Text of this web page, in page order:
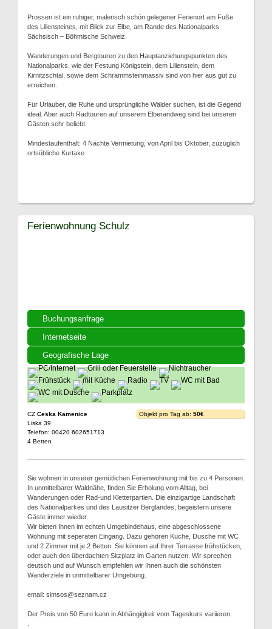
Prossen ist ein ruhiger, malerisch schön gelegener Ferienort am Fuße
des Liliensteines, mit Blick zur Elbe, am Rande des Nationalparks
Sächsisch – Böhmische Schweiz.
Wanderungen und Bergtouren zu den Hauptanziehungspunkten des
Nationalparks, wie der Festung Königstein, dem Lilienstein, dem
Kirnitzschtal, sowie dem Schrammsteinmassiv sind von hier aus gut zu
erreichen.
Für Urlauber, die Ruhe und ursprüngliche Wälder suchen, ist die Gegend
ideal. Aber auch Radtouren auf unserem Elberandweg sind bei unseren
Gästen sehr beliebt.
Mindestaufenthalt: 4 Nächte Vermietung, von April bis Oktober, zuzüglich
ortsübliche Kurtaxe
Buchungsanfrage
Internetseite
Geografische Lage
Ferienwohnung Schulz
CZ Ceska Kamenice
Liska 39
Telefon: 00420 602651713
4 Betten
Objekt pro Tag ab: 50€
Sie wohnen in unserer gemütlichen Ferienwohnung mit bis zu 4 Personen.
In unmittelbarer Waldnähe, finden Sie Erholung vom Alltag, bei
Wanderungen oder Rad-und Kletterpartien. Die einzigartige Landschaft
des Nationalparkes und des Lausitzer Berglandes, begeistern unsere
Gäste immer wieder.
Wir bieten Ihnen im echten Umgebindehaus, eine abgeschlossene
Wohnung mit seperaten Eingang. Dazu gehören Küche, Dusche mit WC
und 2 Zimmer mit je 2 Betten. Sie können auf Ihrer Terrasse frühstücken,
oder auch den überdachten Sitzplatz im Garten nutzen. Wir sprechen
deutsch und auf Wunsch empfehlen wir Ihnen auch die schönsten
Wanderziele in unmittelbarer Umgebung.
email: simsos@seznam.cz
Der Preis von 50 Euro kann in Abhängigkeit vom Tageskurs variieren.